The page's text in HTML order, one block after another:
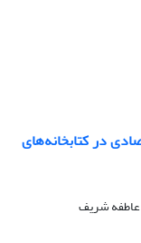
در کتابخانه‌های
عاطفه شریف